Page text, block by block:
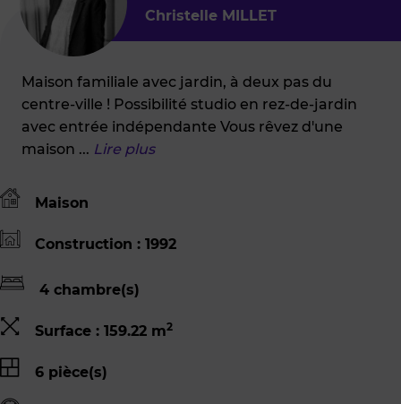
Christelle MILLET
Maison familiale avec jardin, à deux pas du
centre-ville ! Possibilité studio en rez-de-jardin
avec entrée indépendante Vous rêvez d'une
maison ... Lire plus
Maison
Construction : 1992
4 chambre(s)
Surface : 159.22 m2
6 pièce(s)